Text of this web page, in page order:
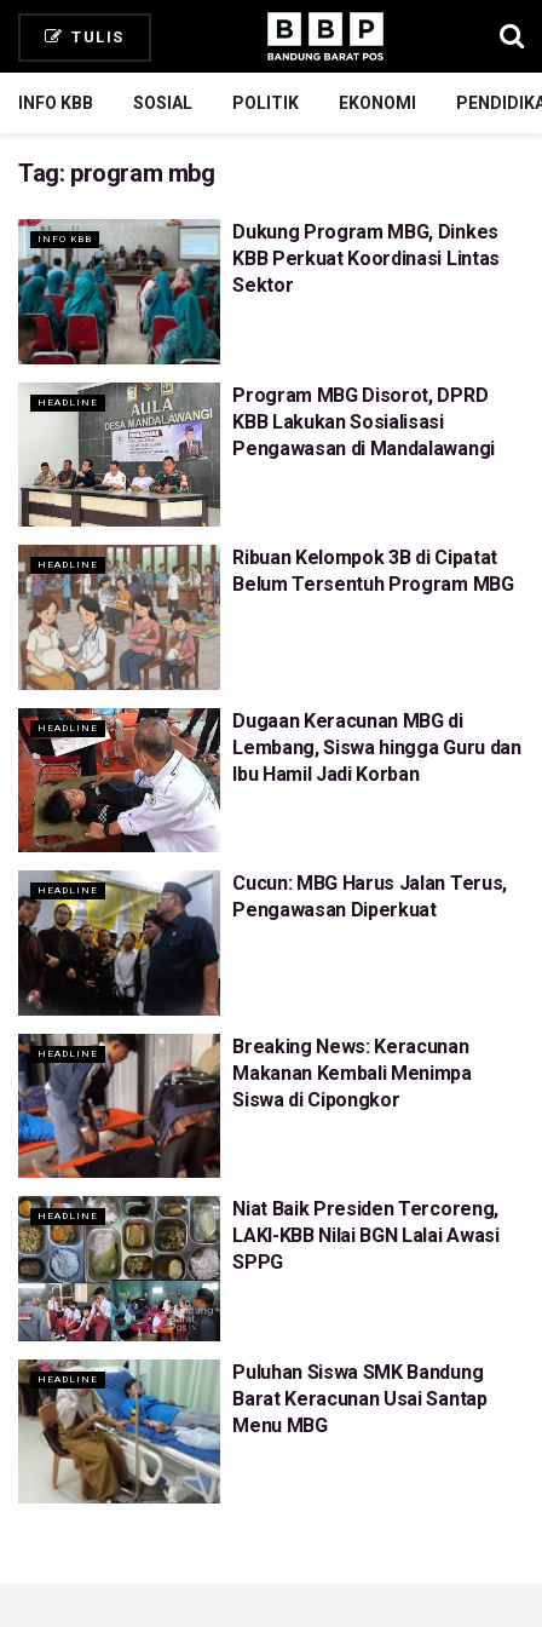
TULIS
INFO KBB SOSIAL POLITIK EKONOMI
Tag: program mbg
INFO KBB
Dukung Program MBG, Dinkes
KBB Perkuat Koordinasi Lintas
Sektor
HEADLINE
Program MBG Disorot, DPRD
KBB Lakukan Sosialisasi
Pengawasan di Mandalawangi
HEADLINE
Ribuan Kelompok 3B di Cipatat
Belum Tersentuh Program MBG
HEADLINE
Dugaan Keracunan MBG di
Lembang, Siswa hingga Guru dan
Ibu Hamil Jadi Korban
HEADLINE
Cucun: MBG Harus Jalan Terus,
Pengawasan Diperkuat
HEADLINE
Breaking News: Keracunan
Makanan Kembali Menimpa
Siswa di Cipongkor
HEADLINE
Niat Baik Presiden Tercoreng,
LAKI-KBB Nilai BGN Lalai Awasi
SPPG
HEADLINE
Puluhan Siswa SMK Bandung
Barat Keracunan Usai Santap
Menu MBG